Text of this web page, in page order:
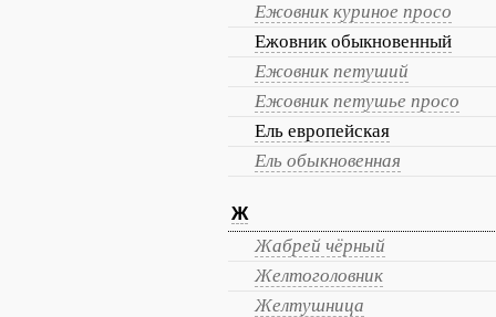
Ежовник куриное просо
Ежовник обыкновенный
Ежовник петуший
Ежовник петушье просо
Ель европейская
Ель обыкновенная
Ж
Жабрей чёрный
Желтоголовник
Желтушница